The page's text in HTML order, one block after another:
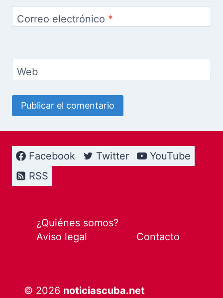
Correo electrónico *
Web
Facebook Twitter
YouTube
RSS
¿Quiénes somos?
Aviso legal
Contacto
© 2026 noticiascuba.net